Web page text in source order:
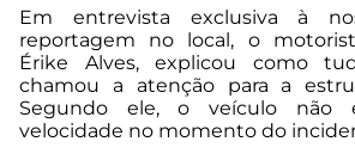
Em entrevista exclusiva à
reportagem no local, o
Érike Alves, explicou como
chamou a atenção para a
Segundo ele, o veículo não
velocidade no momento do